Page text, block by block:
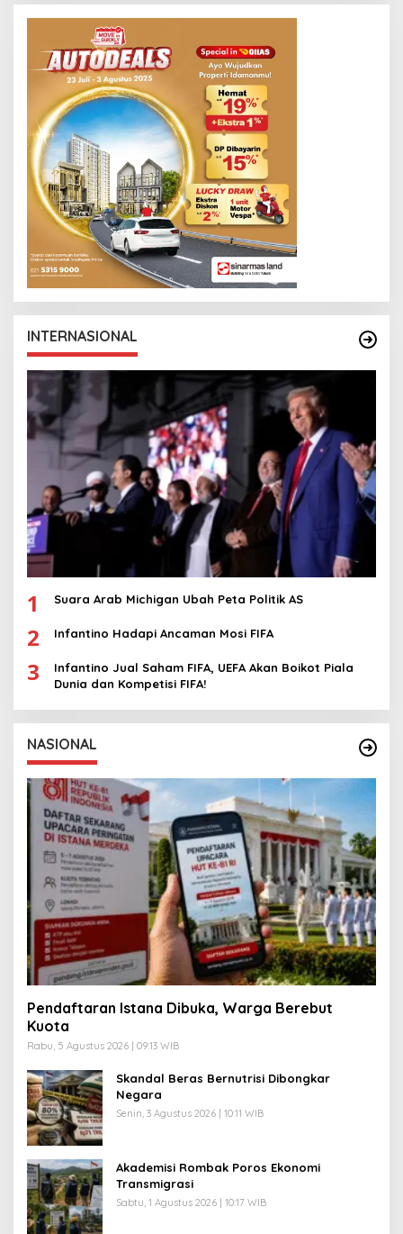
H
E
P
R
I
Y
O
N
O
INTERNASIONAL
1 Suara Arab Michigan Ubah Peta Politik AS
2 Infantino Hadapi Ancaman Mosi FIFA
3
Infantino Jual Saham FIFA, UEFA Akan Boikot Piala
Dunia dan Kompetisi FIFA!
NASIONAL
Pendaftaran Istana Dibuka, Warga Berebut
Kuota
Rabu, 5 Agustus 2026 | 09:13 WIB
Skandal Beras Bernutrisi Dibongkar
Negara
Senin, 3 Agustus 2026 | 10:11 WIB
Akademisi Rombak Poros Ekonomi
Transmigrasi
Sabtu, 1 Agustus 2026 | 10:17 WIB